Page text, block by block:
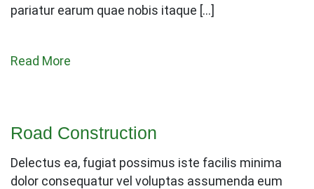
pariatur earum quae nobis itaque […]
Read More
Road Construction
Delectus ea, fugiat possimus iste facilis minima
dolor consequatur vel voluptas assumenda eum